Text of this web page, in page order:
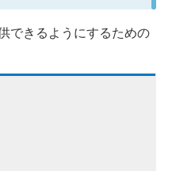
できるようにするための